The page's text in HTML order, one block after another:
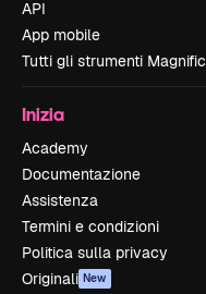
API
App mobile
Tutti gli strumenti Magnific
Inizia
Academy
Documentazione
Assistenza
Termini e condizioni
Politica sulla privacy
Originali New